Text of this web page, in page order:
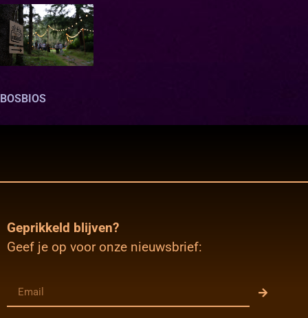
BOSBIOS
Geprikkeld blijven?
Geef je op voor onze nieuwsbrief: